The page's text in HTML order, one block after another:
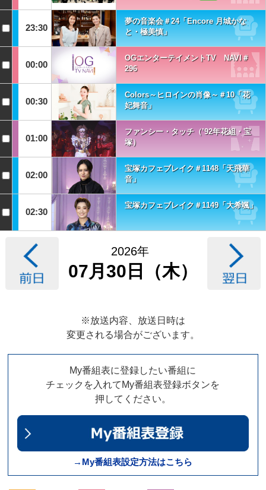
23:30
夢の音楽会＃24「Encore 月城かな
と・極美慎」
00:00
OGエンターテイメントTV NAVI＃
296
00:30
Colors～ヒロインの肖像～＃10「花
妃舞音」
01:00
ファンシー・タッチ（’92年花組・宝
塚）
02:00
宝塚カフェブレイク＃1148「天飛華
音」
02:30
宝塚カフェブレイク＃1149「大希颯」
2026年
07月30日（木）
※放送内容、放送日時は
変更される場合がございます。
My番組表に登録したい番組に
チェックを入れてMy番組表登録ボタンを
押してください。
→My番組表設定方法はこちら